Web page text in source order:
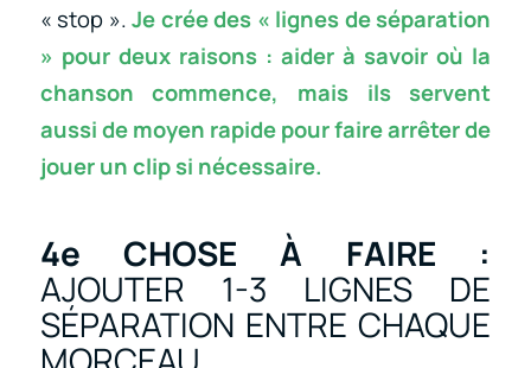
« stop ».Je crée des « lignes de séparation
» pour deux raisons : aider à savoir où la
chanson commence, mais ils servent
aussi de moyen rapide pour faire arrêter de
jouer un clip si nécessaire.
4e CHOSE À FAIRE :
AJOUTER 1-3 LIGNES DE
SÉPARATION ENTRE CHAQUE